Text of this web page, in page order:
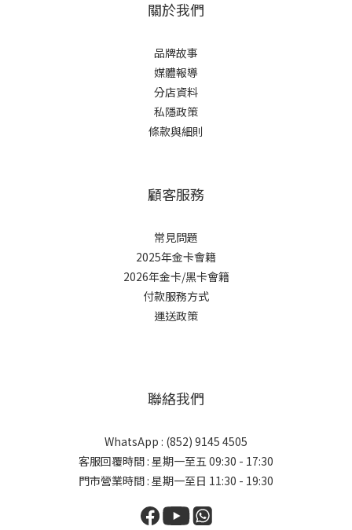
關於我們
品牌故事
媒體報導
分店資料
私隱政策
條款與細則
顧客服務
常見問題
2025年金卡會籍
2026年金卡/黑卡會籍
付款服務方式
運送政策
聯絡我們
WhatsApp : (852) 9145 4505
客服回覆時間 : 星期一至五 09:30 - 17:30
門市營業時間 : 星期一至日 11:30 - 19:30